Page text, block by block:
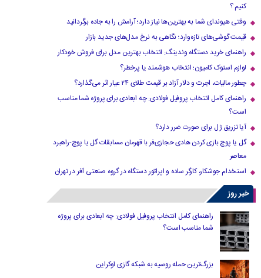
کنیم ؟
وقتی هیوندای شما به بهترین‌ها نیاز دارد؛ آرامش را به جاده برگردانید
قیمت گوشی‌های تازه‌وارد؛ نگاهی به نرخ مدل‌های جدید بازار
راهنمای خرید دستگاه وندینگ: انتخاب بهترین مدل برای فروش خودکار
لوازم استوک کامیون؛ انتخاب هوشمند یا پرخطر؟
چطور مالیات، اجرت و دلار آزاد بر قیمت طلای ۲۴ عیار اثر می‌گذارد؟
راهنمای کامل انتخاب پروفیل فولادی: چه ابعادی برای پروژه شما مناسب
است؟
آیا تزریق ژل برای صورت ضرر دارد​؟
گل یا پوچ بازی کردن هادی حجازی‌فر با قهرمان مسابقات گل یا پوچ-راهبرد
معاصر
استخدام جوشکار، کارگر ساده و اپراتور دستگاه در گروه صنعتی آفر در تهران
خبر روز
راهنمای کامل انتخاب پروفیل فولادی: چه ابعادی برای پروژه
شما مناسب است؟
بزرگ‌ترین حمله روسیه به شبکه گازی اوکراین